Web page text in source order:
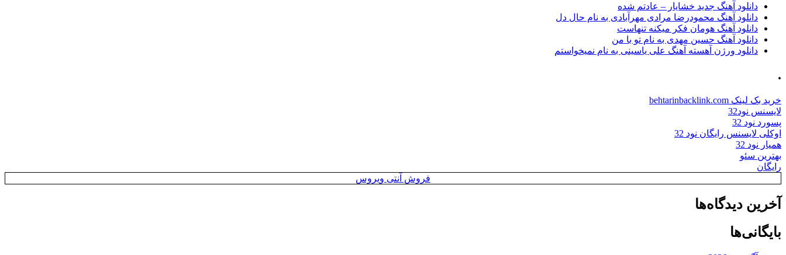
دانلود آهنگ جدید خشایار – عادتم شده
دانلود آهنگ محمودرضا مرادی مهرآبادی به نام حال دل
دانلود آهنگ هومان فکر میکنه تنهاست
دانلود آهنگ حسین مهدی به نام تو با من
دانلود ورژن آهسته آهنگ علی یاسینی به نام نمیخواستم
.
خرید بک لینک behtarinbacklink.com
لایسنس نود32
پسورد نود 32
اوکلی لایسنس رایگان نود 32
همیار نود 32
بهترین سئو
رایگان
فروش آنتی ویروس
آخرین دیدگاه‌ها
بایگانی‌ها